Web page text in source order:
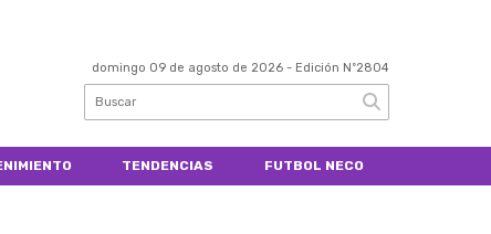
domingo 09 de agosto de 2026 - Edición Nº2804
TENDENCIAS FUTBOL NECO